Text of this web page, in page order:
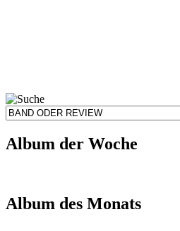
Album der Woche
Album des Monats